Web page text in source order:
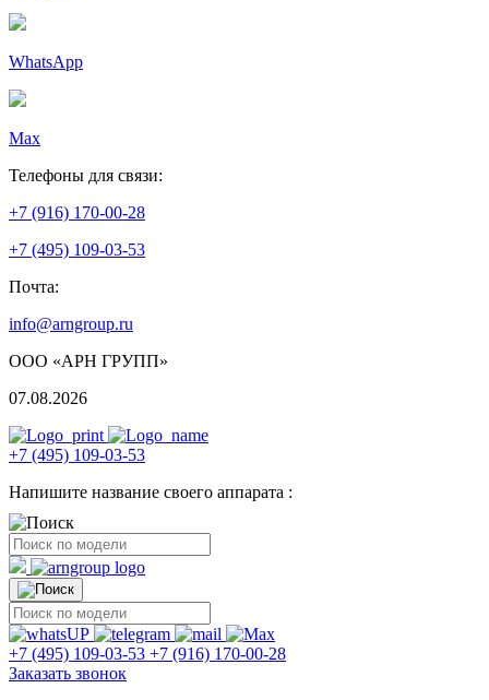
WhatsApp
Max
Телефоны для связи:
+7 (916) 170-00-28
+7 (495) 109-03-53
Почта:
info@arngroup.ru
ООО «АРН ГРУПП»
07.08.2026
+7 (495) 109-03-53
Напишите название своего аппарата :
+7 (495) 109-03-53 +7 (916) 170-00-28
Заказать звонок